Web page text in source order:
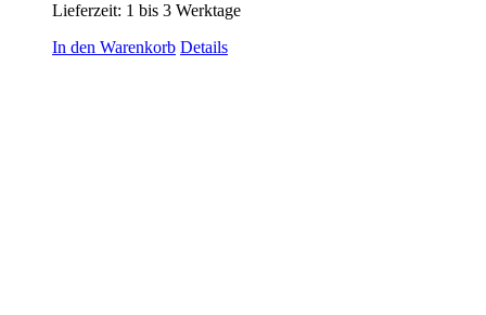
Lieferzeit: 1 bis 3 Werktage
In den Warenkorb Details